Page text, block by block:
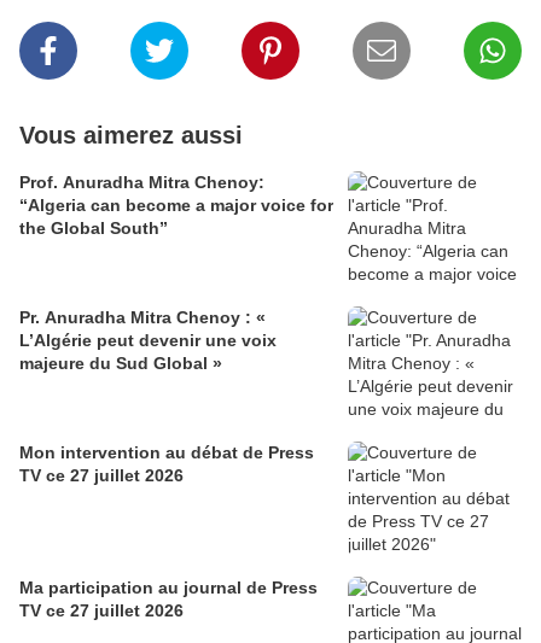
Vous aimerez aussi
Prof. Anuradha Mitra Chenoy:
“Algeria can become a major voice for
the Global South”
Pr. Anuradha Mitra Chenoy : «
L’Algérie peut devenir une voix
majeure du Sud Global »
Mon intervention au débat de Press
TV ce 27 juillet 2026
Ma participation au journal de Press
TV ce 27 juillet 2026